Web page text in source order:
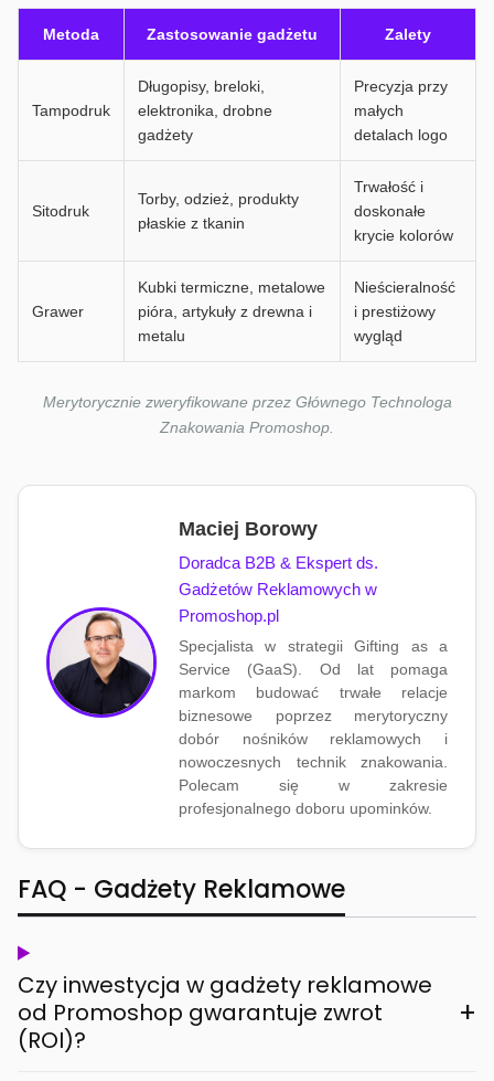
Metoda Zastosowanie gadżetu Zalety
Tampodruk
Długopisy, breloki,
elektronika, drobne
gadżety
Precyzja przy
małych
detalach logo
Sitodruk
Torby, odzież, produkty
płaskie z tkanin
Trwałość i
doskonałe
krycie kolorów
Grawer
Kubki termiczne, metalowe
pióra, artykuły z drewna i
metalu
Nieścieralność
i prestiżowy
wygląd
Merytorycznie zweryfikowane przez Głównego Technologa
Znakowania Promoshop.
Maciej Borowy
Doradca B2B & Ekspert ds.
Gadżetów Reklamowych w
Promoshop.pl
Specjalista w strategii Gifting as a
Service (GaaS). Od lat pomaga
markom budować trwałe relacje
biznesowe poprzez merytoryczny
dobór nośników reklamowych i
nowoczesnych technik znakowania.
Polecam się w zakresie
profesjonalnego doboru upominków.
FAQ - Gadżety Reklamowe
Czy inwestycja w gadżety reklamowe
od Promoshop gwarantuje zwrot
(ROI)?
+